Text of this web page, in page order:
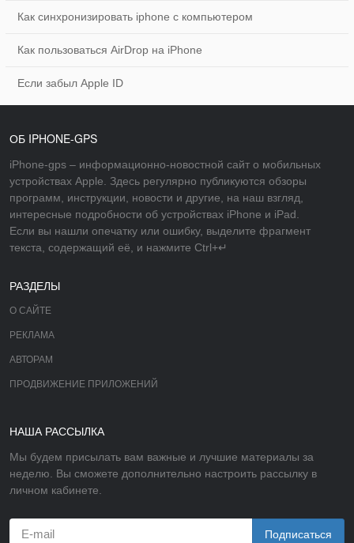
Как синхронизировать iphone с компьютером
Как пользоваться AirDrop на iPhone
Если забыл Apple ID
ОБ IPHONE-GPS
iPhone-gps – информационно-новостной сайт о мобильных
устройствах Apple. Здесь регулярно публикуются обзоры
программ, инструкции, новости и другие, на наш взгляд,
интересные подробности об устройствах iPhone и iPad.
Если вы нашли опечатку или ошибку, выделите фрагмент
текста, содержащий её, и нажмите Ctrl+↵
РАЗДЕЛЫ
О САЙТЕ
РЕКЛАМА
АВТОРАМ
ПРОДВИЖЕНИЕ ПРИЛОЖЕНИЙ
НАША РАССЫЛКА
Мы будем присылать вам важные и лучшие материалы за
неделю. Вы сможете дополнительно настроить рассылку в
личном кабинете.
Подписаться